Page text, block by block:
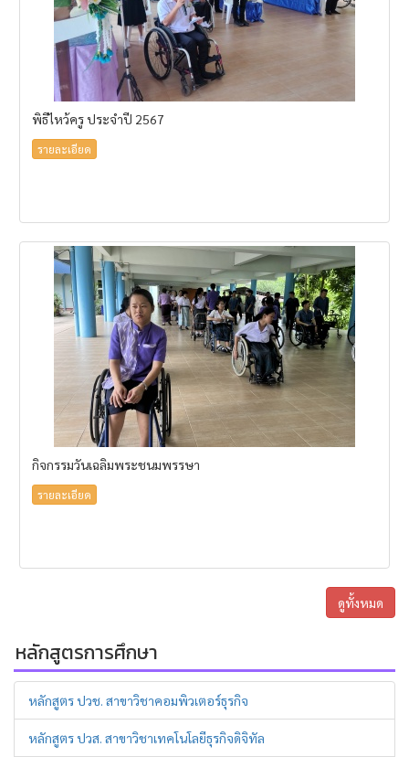
พิธีไหว้ครู ประจำปี 2567
รายละเอียด
กิจกรรมวันเฉลิมพระชนมพรรษา
รายละเอียด
ดูทั้งหมด
หลักสูตรการศึกษา
หลักสูตร ปวช. สาขาวิชาคอมพิวเตอร์ธุรกิจ
หลักสูตร ปวส. สาขาวิชาเทคโนโลยีธุรกิจดิจิทัล